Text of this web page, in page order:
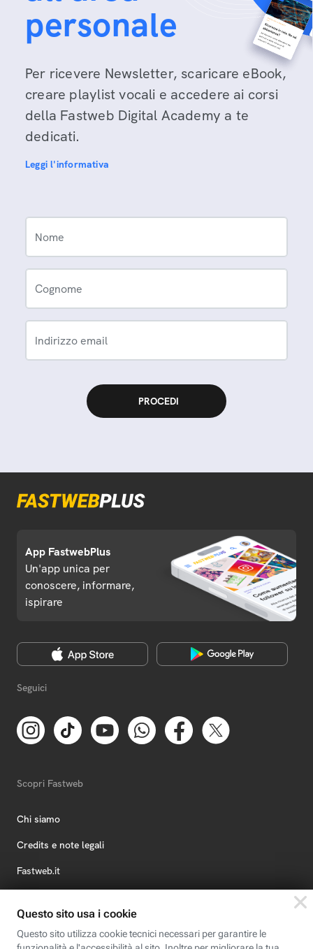
personale
Per ricevere Newsletter, scaricare eBook,
creare playlist vocali e accedere ai corsi
della Fastweb Digital Academy a te
dedicati.
Leggi l'informativa
Nome
Cognome
Indirizzo email
App FastwebPlus
Un'app unica per
conoscere, informare,
ispirare
Seguici
Scopri Fastweb
Chi siamo
Credits e note legali
Fastweb.it
Fastweb Digital Academy